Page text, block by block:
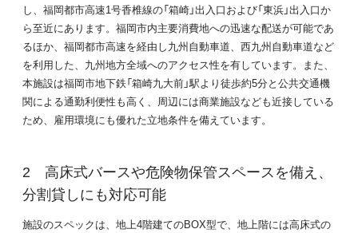
し、福岡都市高速1号香椎線の「箱崎」出入口および「東浜」出入口か
ら至近にあります。福岡市内主要消費地への迅速な配送が可能であ
るほか、福岡都市高速を経由し九州自動車道、西九州自動車道など
を利用した、九州地方全域へのアクセス性を有しています。また、
本施設は福岡市地下鉄「箱崎九大前」駅より徒歩約5分と公共交通機
関による通勤利便性も高く、周辺には商業施設なども近接している
ため、雇用環境にも優れた立地条件を備えています。
高床式バースや危険物保管スペースを備え、
分割貸しにも対応可能
施設のスペックは、地上4階建てのBOX型で、地上階には高床式の